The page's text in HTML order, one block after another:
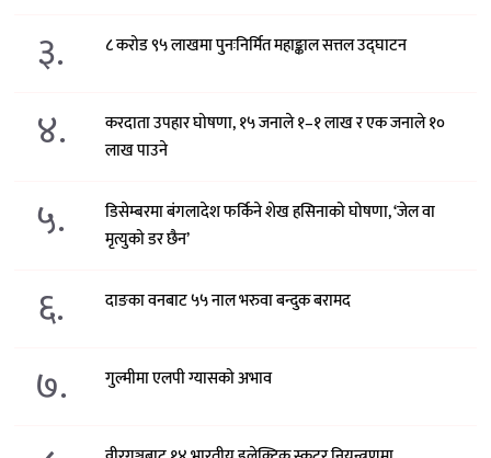
३. ८ करोड ९५ लाखमा पुनःनिर्मित महाङ्काल सत्तल उद्घाटन
४.
करदाता उपहार घोषणा, १५ जनाले १–१ लाख र एक जनाले १०
लाख पाउने
५.
डिसेम्बरमा बंगलादेश फर्किने शेख हसिनाको घोषणा, ‘जेल वा
मृत्युको डर छैन’
६. दाङका वनबाट ५५ नाल भरुवा बन्दुक बरामद
७. गुल्मीमा एलपी ग्यासको अभाव